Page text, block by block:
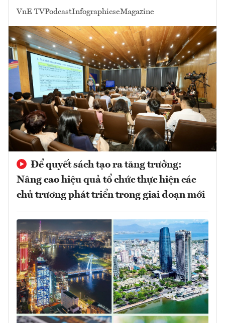
VnE TVPodcastInfographicseMagazine
Để quyết sách tạo ra tăng trưởng:
Nâng cao hiệu quả tổ chức thực hiện các
chủ trương phát triển trong giai đoạn mới